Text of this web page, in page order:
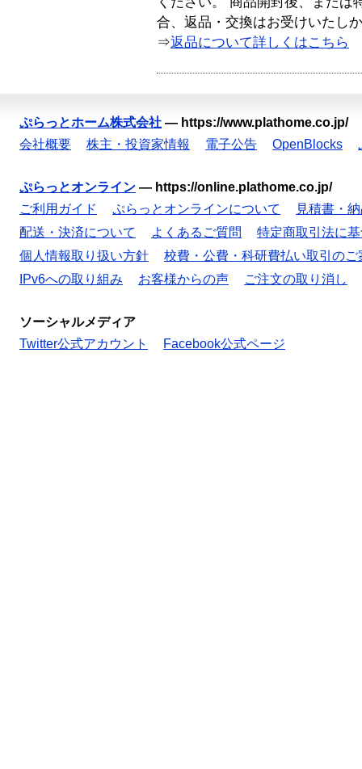
合、返品・交換はお受けいたし
⇒返品について詳しくはこちら
ぷらっとホーム株式会社 — https://www.plathome.co.jp/
会社概要
株主・投資家情報 電子公告 OpenBlocks
ぷらっとオンライン — https://online.plathome.co.jp/
ご利用ガイド
ぷらっとオンラインについて
見積書・
配送・決済について
よくあるご質問
特定商取引法に
個人情報取り扱い方針
校費・公費・科研費払い取引のご
IPv6への取り組み
お客様からの声 ご注文の取り消し
ソーシャルメディア
Twitter公式アカウント
Facebook公式ページ